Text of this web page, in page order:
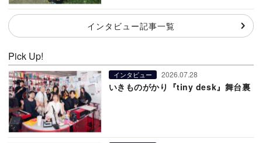
インタビュー記事一覧
Pick Up!
インタビュー 2026.07.28
いきものがかり『tiny desk』舞台裏